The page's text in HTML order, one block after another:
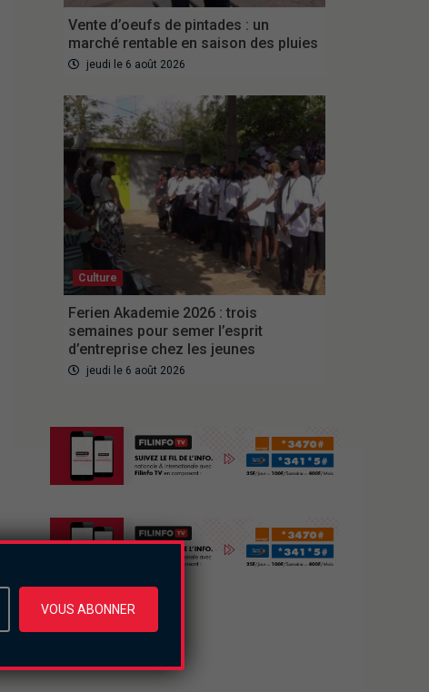
Vente d’oeufs de pintades : un
marché rentable en saison des pluies
jeudi le 6 août 2026
Culture
Ferien Akademie 2026 : trois
semaines pour semer l’esprit
d’entreprise chez les jeunes
jeudi le 6 août 2026
VOUS ABONNER